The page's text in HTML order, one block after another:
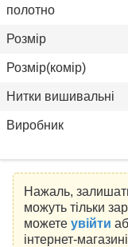
полотно
Розмір
Розмір(комір)
Нитки вишивальні
Виробник
Нажаль,
можуть тільки
можете увійти
інтернет-